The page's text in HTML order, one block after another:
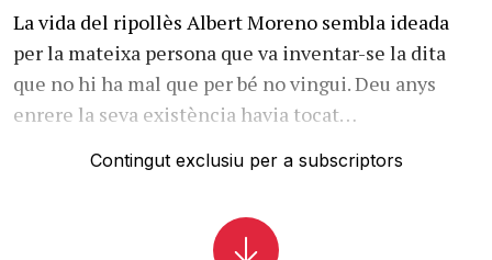
La vida del ripollès Albert Moreno sembla ideada
per la mateixa persona que va inventar-se la dita
que no hi ha mal que per bé no vingui. Deu anys
enrere la seva existència havia tocat…
Contingut exclusiu per a subscriptors